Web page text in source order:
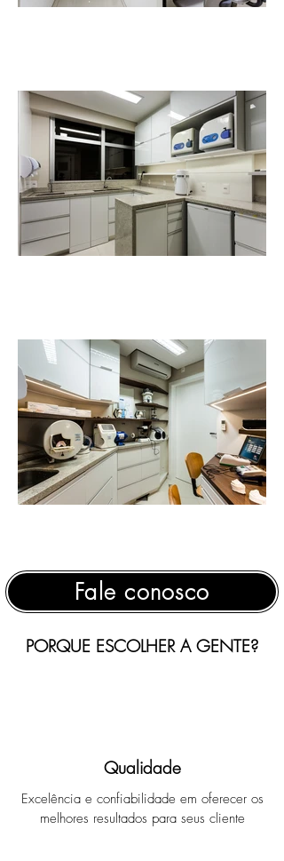
Fale conosco
PORQUE ESCOLHER A GENTE?
Qualidade
Excelência e confiabilidade em oferecer os
melhores resultados para seus cliente